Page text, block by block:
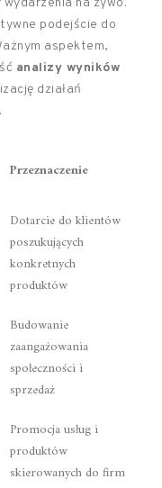
na żywo.
podejście do
aspektem,
analizy wyników
działań
Przeznaczenie
Dotarcie do klientów
poszukujących
konkretnych
produktów
Budowanie
zaangażowania
społeczności i
sprzedaż
Promocja usług i
produktów
skierowanych do firm